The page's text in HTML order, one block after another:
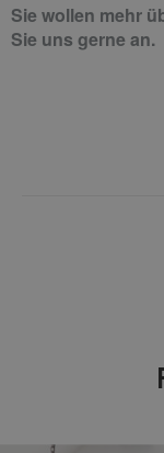
Sie wollen mehr
Sie uns gerne an.